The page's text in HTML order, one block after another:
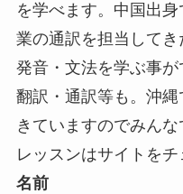
を学べます。中国出
業の通訳を担当して
発音・文法を学ぶ事
翻訳・通訳等も。沖
きていますのでみん
レッスンはサイトをチ
名前